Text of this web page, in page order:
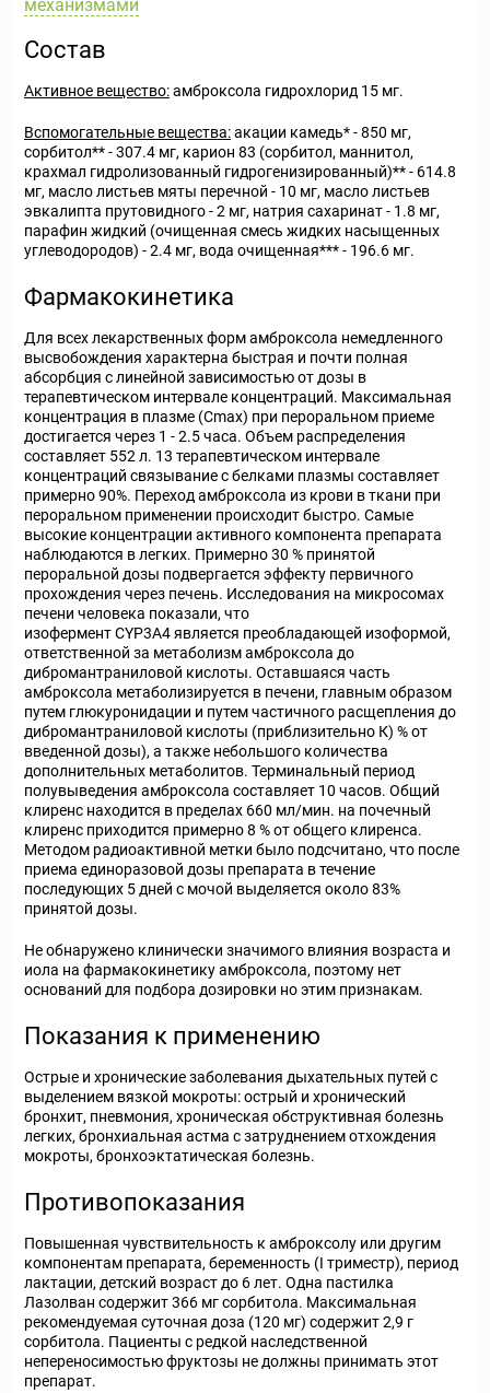
механизмами
Состав
Активное вещество:амброксола гидрохлорид 15 мг.
Вспомогательные вещества:акации камедь* - 850 мг,
сорбитол** - 307.4 мг, карион 83 (сорбитол, маннитол,
крахмал гидролизованный гидрогенизированный)** - 614.8
мг, масло листьев мяты перечной - 10 мг, масло листьев
эвкалипта прутовидного - 2 мг, натрия сахаринат - 1.8 мг,
парафин жидкий (очищенная смесь жидких насыщенных
углеводородов) - 2.4 мг, вода очищенная*** - 196.6 мг.
Фармакокинетика
Для всех лекарственных форм амброксола немедленного
высвобождения характерна быстрая и почти полная
абсорбция с линейной зависимостью от дозы в
терапевтическом интервале концентраций. Максимальная
концентрация в плазме (Сmах) при пероральном приеме
достигается через 1 - 2.5 часа. Объем распределения
составляет 552 л. 13 терапевтическом интервале
концентраций связывание с белками плазмы составляет
примерно 90%. Переход амброксола из крови в ткани при
пероральном применении происходит быстро. Самые
высокие концентрации активного компонента препарата
наблюдаются в легких. Примерно 30 % принятой
пероральной дозы подвергается эффекту первичного
прохождения через печень. Исследования на микросомах
печени человека показали, что
изофермент CYP3A4 является преобладающей изоформой,
ответственной за метаболизм амброксола до
дибромантраниловой кислоты. Оставшаяся часть
амброксола метаболизируется в печени, главным образом
путем глюкуронидации и путем частичного расщепления до
дибромантраниловой кислоты (приблизительно К) % от
введенной дозы), а также небольшого количества
дополнительных метаболитов. Терминальный период
полувыведения амброксола составляет 10 часов. Общий
клиренс находится в пределах 660 мл/мин. на почечный
клиренс приходится примерно 8 % от общего клиренса.
Методом радиоактивной метки было подсчитано, что после
приема единоразовой дозы препарата в течение
последующих 5 дней с мочой выделяется около 83%
принятой дозы.
Не обнаружено клинически значимого влияния возраста и
иола на фармакокинетику амброксола, поэтому нет
оснований для подбора дозировки но этим признакам.
Показания к применению
Острые и хронические заболевания дыхательных путей с
выделением вязкой мокроты: острый и хронический
бронхит, пневмония, хроническая обструктивная болезнь
легких, бронхиальная астма с затруднением отхождения
мокроты, бронхоэктатическая болезнь.
Противопоказания
Повышенная чувствительность к амброксолу или другим
компонентам препарата, беременность (I триместр), период
лактации, детский возраст до 6 лет. Одна пастилка
Лазолван содержит 366 мг сорбитола. Максимальная
рекомендуемая суточная доза (120 мг) содержит 2,9 г
сорбитола. Пациенты с редкой наследственной
непереносимостью фруктозы не должны принимать этот
препарат.